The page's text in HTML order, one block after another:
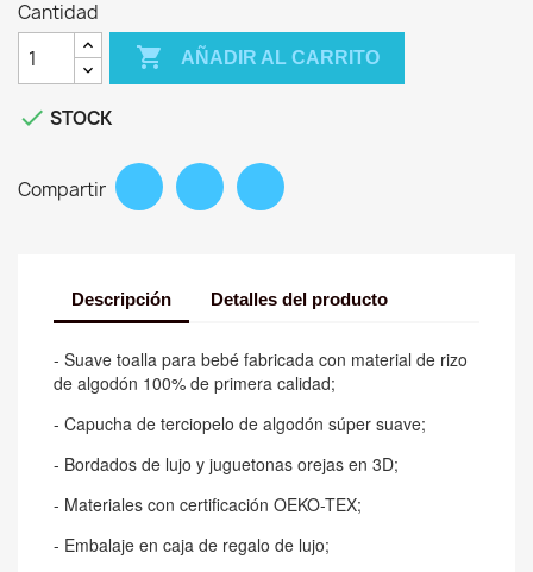
Cantidad
 AÑADIR AL CARRITO
 STOCK
Compartir
Descripción Detalles del producto
- Suave toalla para bebé fabricada con material de rizo
de algodón 100% de primera calidad;
- Capucha de terciopelo de algodón súper suave;
- Bordados de lujo y juguetonas orejas en 3D;
- Materiales con certificación OEKO-TEX;
- Embalaje en caja de regalo de lujo;